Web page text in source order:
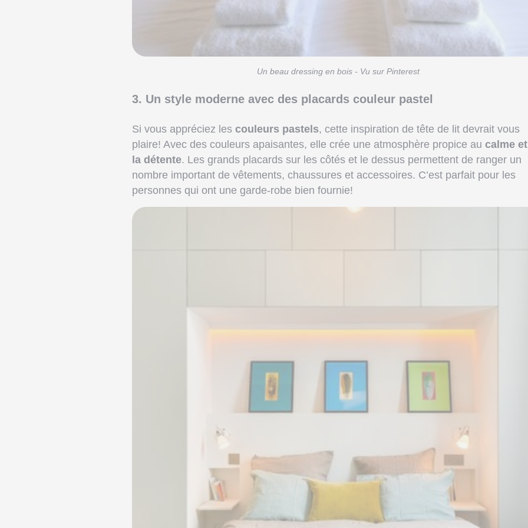
Un beau dressing en bois - Vu sur Pinterest
3. Un style moderne avec des placards couleur pastel
Si vous appréciez les couleurs pastels, cette inspiration de tête de lit devrait vous
plaire! Avec des couleurs apaisantes, elle crée une atmosphère propice au calme
la détente. Les grands placards sur les côtés et le dessus permettent de ranger un
nombre important de vêtements, chaussures et accessoires. C’est parfait pour les
personnes qui ont une garde-robe bien fournie!